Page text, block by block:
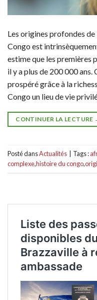
Les origines profondes de
Congo est
estime que les premières
il y a plus de 200 000
prospéré grâce à la
Congo un lieu de vie
CONTINUER LA LECTURE
Posté dansActualités Tags :
complexe,histoire du congo,